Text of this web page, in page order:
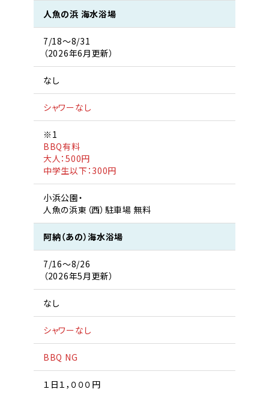
人魚の浜 海水浴場
7/18〜8/31
（2026年6月更新）
なし
シャワーなし
※1
BBQ有料
大人：500円
中学生以下：300円
小浜公園・
人魚の浜東（西）駐車場 無料
阿納（あの）海水浴場
7/16〜8/26
（2026年5月更新）
なし
シャワーなし
BBQ NG
１日１，０００円